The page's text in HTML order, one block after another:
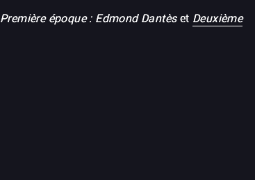
Première époque : Edmond Dantèset Deuxième